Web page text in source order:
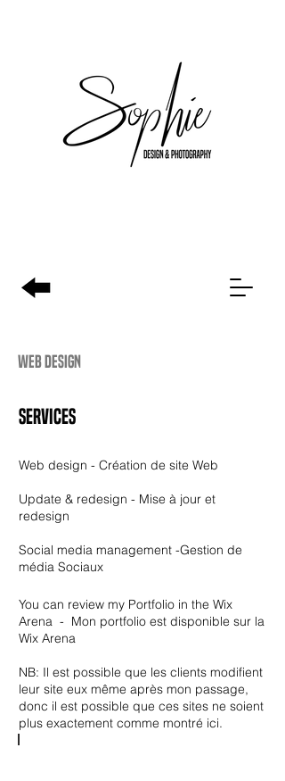
web design
Services
Web design - Création de site Web
Update & redesign - Mise à jour et
redesign
Social media management -Gestion de
média Sociaux
You can review my Portfolio in the Wix
Arena - Mon portfolio est disponible sur la
Wix Arena
NB: Il est possible que les clients modifient
leur site eux même après mon passage,
donc il est possible que ces sites ne soient
plus exactement comme montré ici.